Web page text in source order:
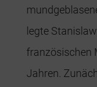
legte
französischen
Jahren.